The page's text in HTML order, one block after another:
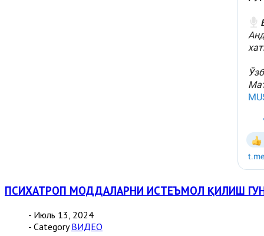
ПСИХАТРОП МОДДАЛАРНИ ИСТЕЪМОЛ ҚИЛИШ
- Июль 13, 2024
- Category ВИДЕО